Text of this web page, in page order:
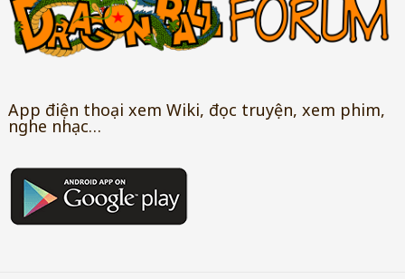
App điện thoại xem Wiki, đọc truyện, xem phim,
nghe nhạc…